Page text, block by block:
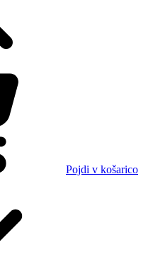
Pojdi v košarico